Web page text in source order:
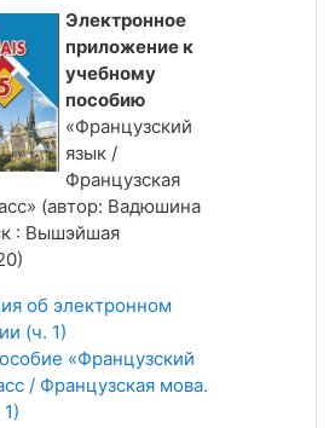
Электронное
приложение к
учебному
пособию
«Французский
язык /
Французская
(автор: Вадюшина
: Вышэйшая
об электронном
(ч. 1)
«Французский
/ Французская мова.